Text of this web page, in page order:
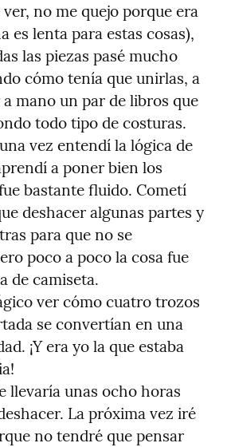
no me quejo porque era
es lenta para estas cosas),
las piezas pasé mucho
cómo tenía que unirlas, a
mano un par de libros que
todo tipo de costuras.
vez entendí la lógica de
a poner bien los
bastante fluido. Cometí
deshacer algunas partes y
para que no se
poco a poco la cosa fue
de camiseta.
ver cómo cuatro trozos
se convertían en una
¡Y era yo la que estaba
llevaría unas ocho horas
La próxima vez iré
no tendré que pensar